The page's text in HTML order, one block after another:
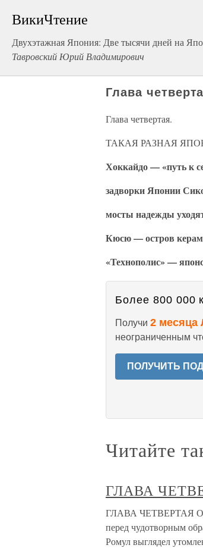
ВикиЧтение
Двухэтажная Япония: Две тысячи дней на
Тавровский Юрий Владимирович
Глава
Глава четвертая.
ТАКАЯ РАЗНАЯ
Хоккайдо — «путь к
задворки Японии
мосты надежды
Кюсю — остров
«Технополис» —
Более 800 000
Получи 2 месяца
неограниченным
ПОЛУЧИТЬ
Читайте
ГЛАВА
ГЛАВА ЧЕТВЕРТАЯ Они
перед чудотворным
Ромул выглядел